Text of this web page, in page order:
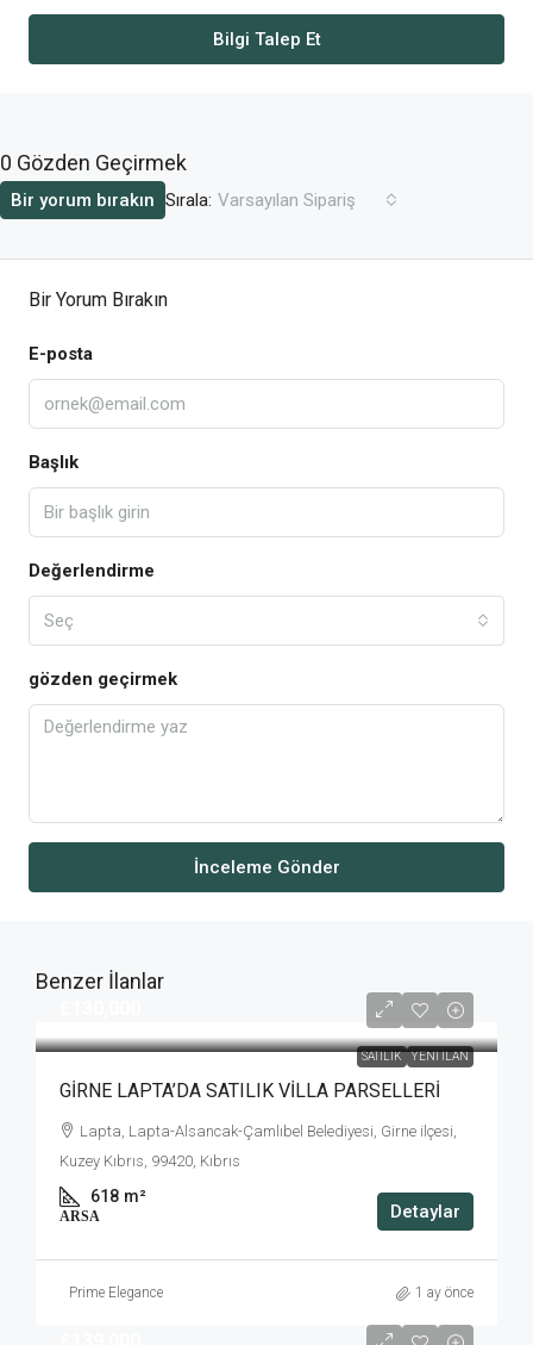
Bilgi Talep Et
0 Gözden Geçirmek
Sırala: Varsayılan Sipariş
Bir yorum bırakın
Bir Yorum Bırakın
E-posta
Başlık
Değerlendirme
Seç
gözden geçirmek
İnceleme Gönder
Benzer İlanlar
SATILIK YENI İLAN
GİRNE LAPTA’DA SATILIK VİLLA PARSELLERİ
Lapta, Lapta-Alsancak-Çamlıbel Belediyesi, Girne ilçesi,
Kuzey Kıbrıs, 99420, Kıbrıs
618 m²
ARSA Detaylar
Prime Elegance 1 ay önce